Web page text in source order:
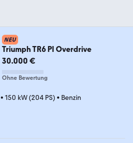
NEU
Triumph TR6 PI Overdrive
30.000 €
Ohne Bewertung
• 150 kW (204 PS) • Benzin